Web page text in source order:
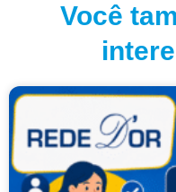
Você